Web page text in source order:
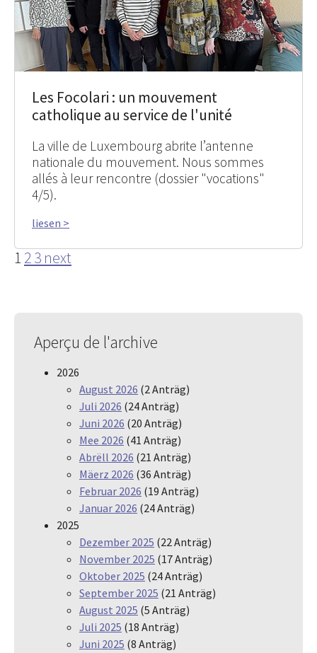
Les Focolari : un mouvement
catholique au service de l'unité
La ville de Luxembourg abrite l’antenne
nationale du mouvement. Nous sommes
allés à leur rencontre (dossier "vocations"
4/5).
liesen >
1 23 next
Aperçu de l'archive
2026
August 2026 (2 Anträg)
Juli 2026 (24 Anträg)
Juni 2026 (20 Anträg)
Mee 2026 (41 Anträg)
Abrëll 2026 (21 Anträg)
Mäerz 2026 (36 Anträg)
Februar 2026 (19 Anträg)
Januar 2026 (24 Anträg)
2025
Dezember 2025 (22 Anträg)
November 2025 (17 Anträg)
Oktober 2025 (24 Anträg)
September 2025 (21 Anträg)
August 2025 (5 Anträg)
Juli 2025 (18 Anträg)
Juni 2025 (8 Anträg)